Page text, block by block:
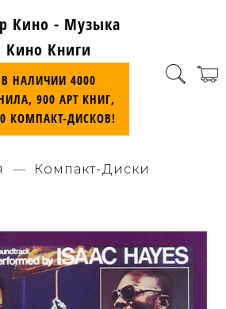
Кино - Музыка
Кино Книги
В НАЛИЧИИ 4000
900 АРТ КНИГ,
КОМПАКТ-ДИСКОВ!
Компакт-Диски